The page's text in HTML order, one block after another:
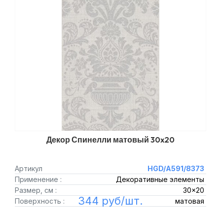
Декор Спинелли матовый 30x20
Артикул
HGD/A591/8373
Применение :
Декоративные элементы
Размер, см :
30x20
Поверхность :
матовая
344 руб/шт.